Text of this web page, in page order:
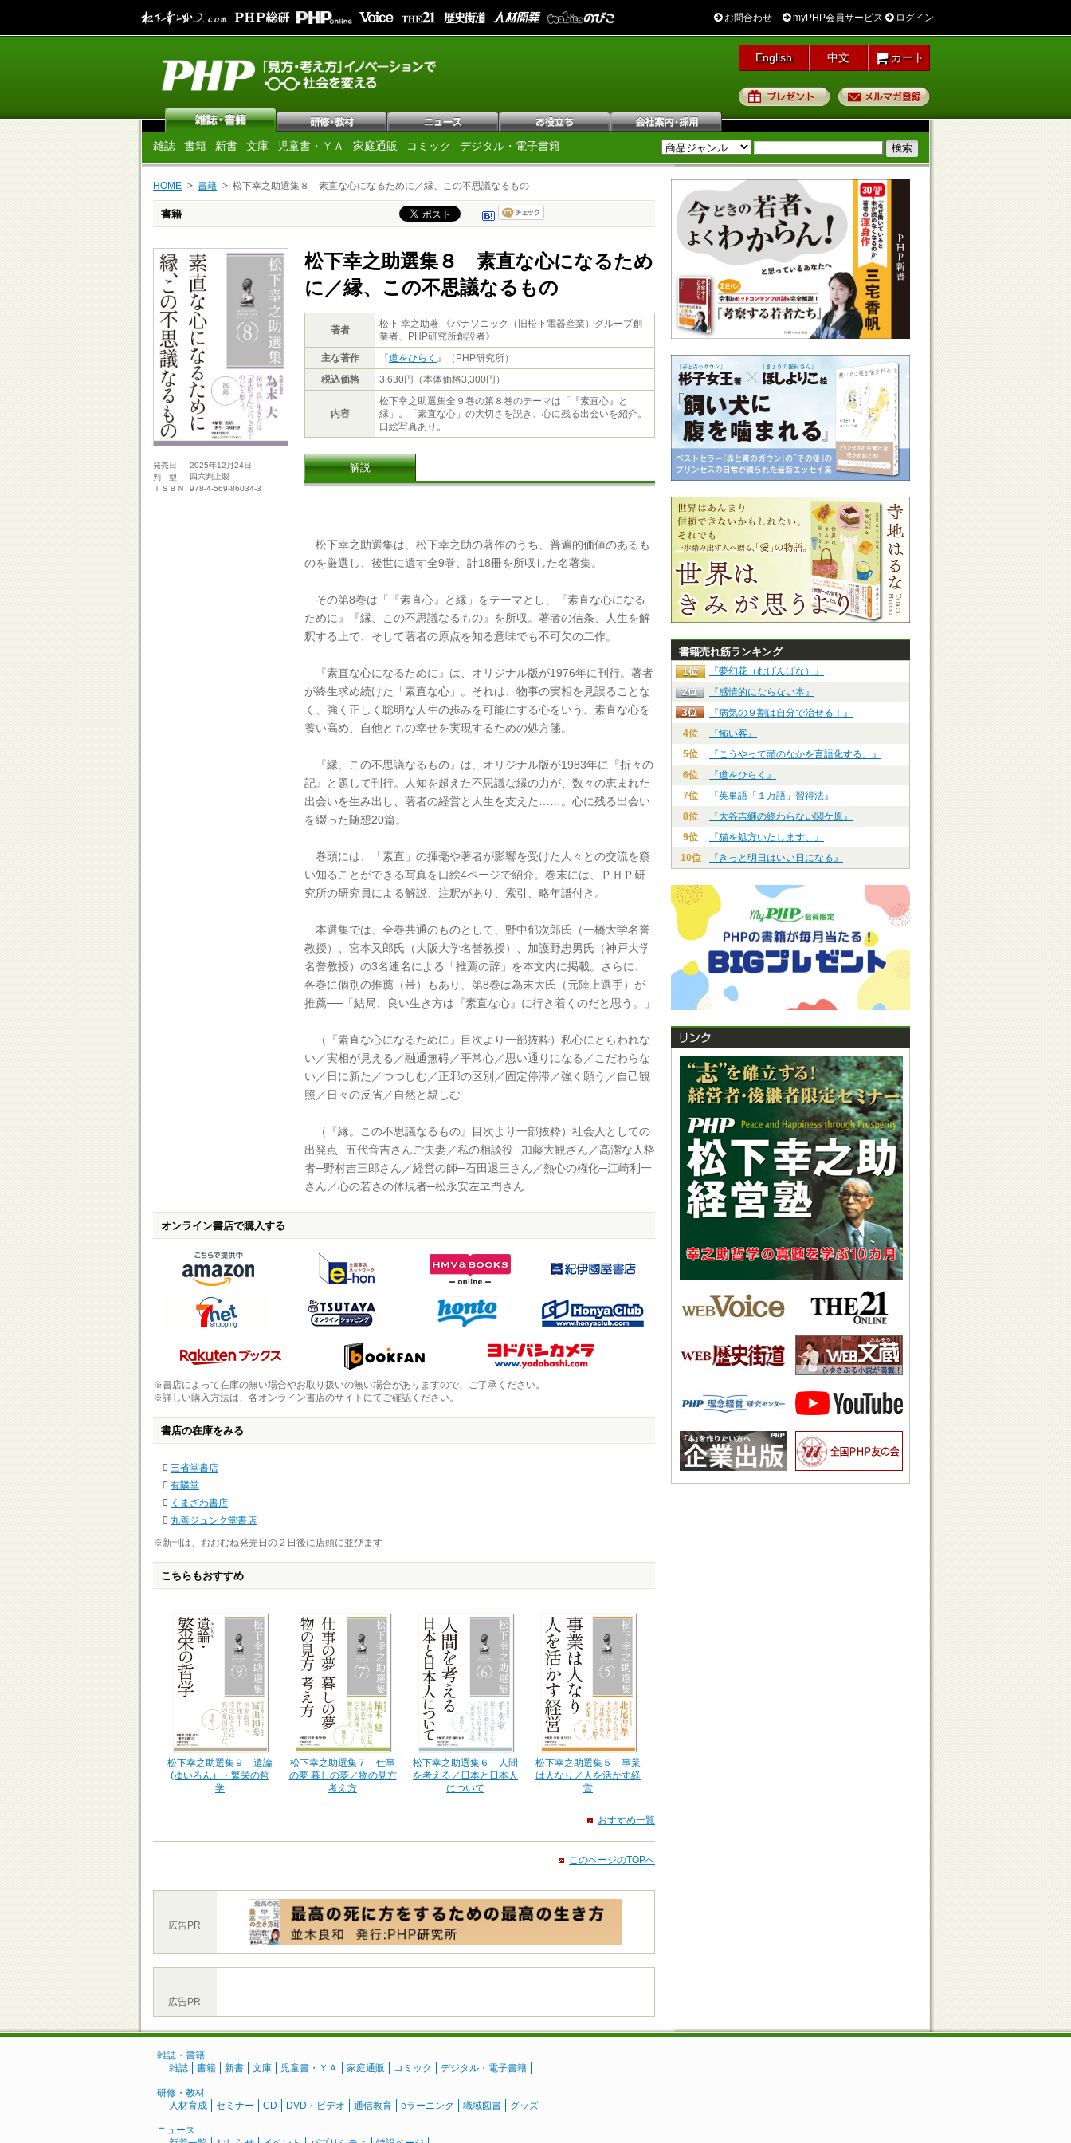
お問合わせ myPHP会員サービス ログイン
English 中文 カート
プレゼント
雑誌 書籍 新書 文庫 児童書・ＹＡ 家庭通販 コミック デジタル・電子書籍
HOME 書籍 松下幸之助選集８ 素直な心になるために／縁、この不思議なるもの
書籍
発売日
2025年12月24日
判 型
四六判上製
ＩＳＢＮ
978-4-569-86034-3
松下幸之助選集８ 素直な心になるため
に／縁、この不思議なるもの
著者
松下 幸之助著 《パナソニック（旧松下電器産業）グループ創
業者、PHP研究所創設者》
主な著作
『道をひらく 』（PHP研究所）
税込価格
3,630円（本体価格3,300円）
内容
松下幸之助選集全９巻の第８巻のテーマは「『素直心』と
縁」。「素直な心」の大切さを説き、心に残る出会いを紹介。
口絵写真あり。
解説
松下幸之助選集は、松下幸之助の著作のうち、普遍的価値のあるも
のを厳選し、後世に遺す全9巻、計18冊を所収した名著集。
その第8巻は「『素直心』と縁」をテーマとし、『素直な心になる
ために』『縁、この不思議なるもの』を所収。著者の信条、人生を解
釈する上で、そして著者の原点を知る意味でも不可欠の二作。
『素直な心になるために』は、オリジナル版が1976年に刊行。著者
が終生求め続けた「素直な心」。それは、物事の実相を見誤ることな
く、強く正しく聡明な人生の歩みを可能にする心をいう。素直な心を
養い高め、自他ともの幸せを実現するための処方箋。
『縁、この不思議なるもの』は、オリジナル版が1983年に『折々の
記』と題して刊行。人知を超えた不思議な縁の力が、数々の恵まれた
出会いを生み出し、著者の経営と人生を支えた……。心に残る出会い
を綴った随想20篇。
巻頭には、「素直」の揮毫や著者が影響を受けた人々との交流を窺
い知ることができる写真を口絵4ページで紹介。巻末には、ＰＨＰ研
究所の研究員による解説、注釈があり、索引、略年譜付き。
本選集では、全巻共通のものとして、野中郁次郎氏（一橋大学名誉
教授）、宮本又郎氏（大阪大学名誉教授）、加護野忠男氏（神戸大学
名誉教授）の3名連名による「推薦の辞」を本文内に掲載。さらに、
各巻に個別の推薦（帯）もあり、第8巻は為末大氏（元陸上選手）が
推薦──「結局、良い生き方は『素直な心』に行き着くのだと思う。」
（『素直な心になるために』目次より一部抜粋）私心にとらわれな
い／実相が見える／融通無碍／平常心／思い通りになる／こだわらな
い／日に新た／つつしむ／正邪の区別／固定停滞／強く願う／自己観
照／日々の反省／自然と親しむ
（『縁。この不思議なるもの』目次より一部抜粋）社会人としての
出発点─五代音吉さんご夫妻／私の相談役─加藤大観さん／高潔な人格
者─野村吉三郎さん／経営の師─石田退三さん／熱心の権化─江崎利一
さん／心の若さの体現者─松永安左ヱ門さん
オンライン書店で購入する
※書店によって在庫の無い場合やお取り扱いの無い場合がありますので、ご了承ください。
※詳しい購入方法は、各オンライン書店のサイトにてご確認ください。
書店の在庫をみる
三省堂書店
有隣堂
くまざわ書店
丸善ジュンク堂書店
※新刊は、おおむね発売日の２日後に店頭に並びます
こちらもおすすめ
松下幸之助選集９ 遺論
(ゆいろん）・繁栄の哲
学
松下幸之助選集７ 仕事
の夢 暮しの夢／物の見方
考え方
松下幸之助選集６ 人間
を考える／日本と日本人
について
松下幸之助選集５ 事業
は人なり／人を活かす経
営
おすすめ一覧
このページのTOPへ
広告PR
広告PR
書籍売れ筋ランキング
『夢幻花（むげんばな）』
『感情的にならない本』
『病気の９割は自分で治せる！』
4位
『怖い客』
5位
『こうやって頭のなかを言語化する。』
6位
『道をひらく』
7位
『英単語「１万語」習得法』
8位
『大谷吉継の終わらない関ケ原』
9位
『猫を処方いたします。』
10位
『きっと明日はいい日になる』
雑誌・書籍
雑誌
書籍 新書 文庫 児童書・ＹＡ 家庭通販 コミック デジタル・電子書籍
研修・教材
人材育成
セミナー CD DVD・ビデオ 通信教育 eラーニング 職域図書 グッズ
ニュース